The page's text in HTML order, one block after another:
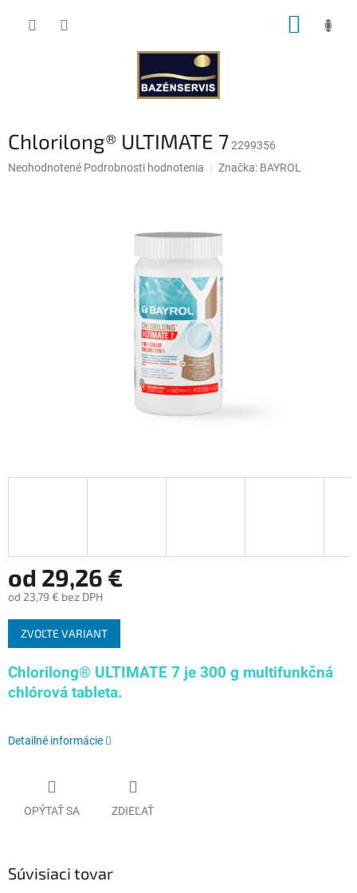
Chlorilong® ULTIMATE 72299356
Priemerné
Neohodnotené Podrobnosti hodnotenia Značka: BAYROL
od 29,26 €
od 23,79 € bez DPH
Jednotková
cena:
ZVOĽTE VARIANT
Chlorilong® ULTIMATE 7 je 300 g multifunkčná
chlórová tableta.
Detailné informácie
OPÝTAŤ SA ZDIEĽAŤ
Súvisiaci tovar